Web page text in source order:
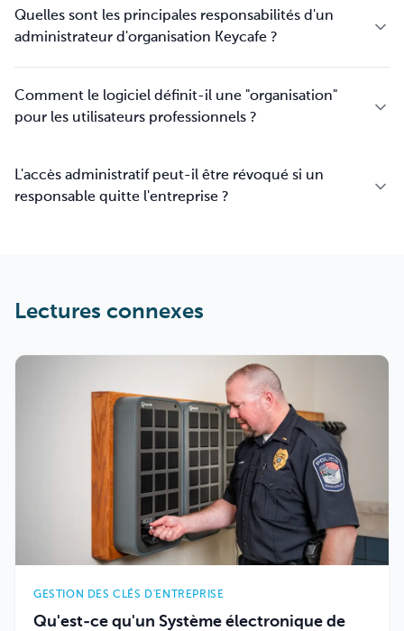
Quelles sont les principales responsabilités d'un
administrateur d'organisation Keycafe ?
Comment le logiciel définit-il une "organisation"
pour les utilisateurs professionnels ?
L'accès administratif peut-il être révoqué si un
responsable quitte l'entreprise ?
Lectures connexes
GESTION DES CLÉS D'ENTREPRISE
Qu'est-ce qu'un Système électronique de